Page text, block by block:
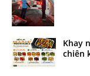
Khay
chiên